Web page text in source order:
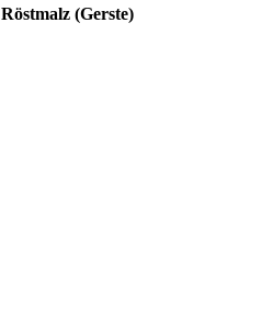
Röstmalz (Gerste)